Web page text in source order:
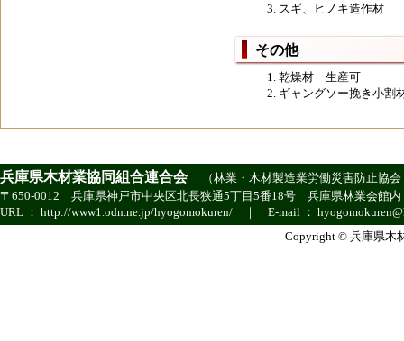
スギ、ヒノキ造作材
その他
乾燥材 生産可
ギャングソー挽き小
兵庫県木材業協同組合連合会 （林業・木材製造業労働災害防止協
〒650-0012 兵庫県神戸市中央区北長狭通5丁目5番18号 兵庫県林業会
URL ： http://www1.odn.ne.jp/hyogomokuren/ ｜ E-mail ：
Copyright © 兵庫県木